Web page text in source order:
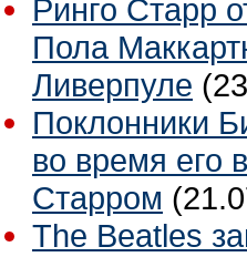
Ринго Старр
Пола
Ливерпуле
Поклонники
во время его
Старром
The Beatles